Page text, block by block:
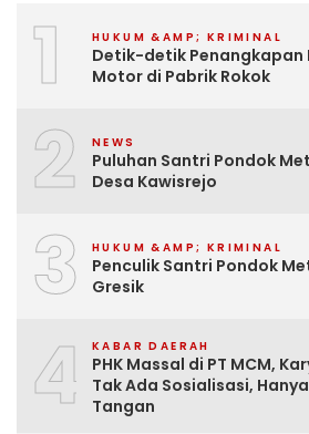
1 HUKUM &AMP; KRIMINAL
Detik-detik Penangkapan
Motor di Pabrik Rokok
2 NEWS
Puluhan Santri Pondok
Desa Kawisrejo
3 HUKUM &AMP; KRIMINAL
Penculik Santri Pondok
Gresik
4 KABAR DAERAH
PHK Massal di PT MCM,
Tak Ada Sosialisasi,
Tangan